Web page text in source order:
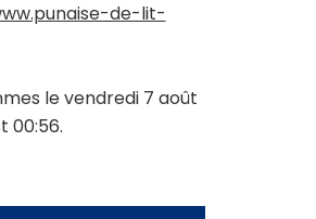
de-lit-
le vendredi 7 août
00:56.